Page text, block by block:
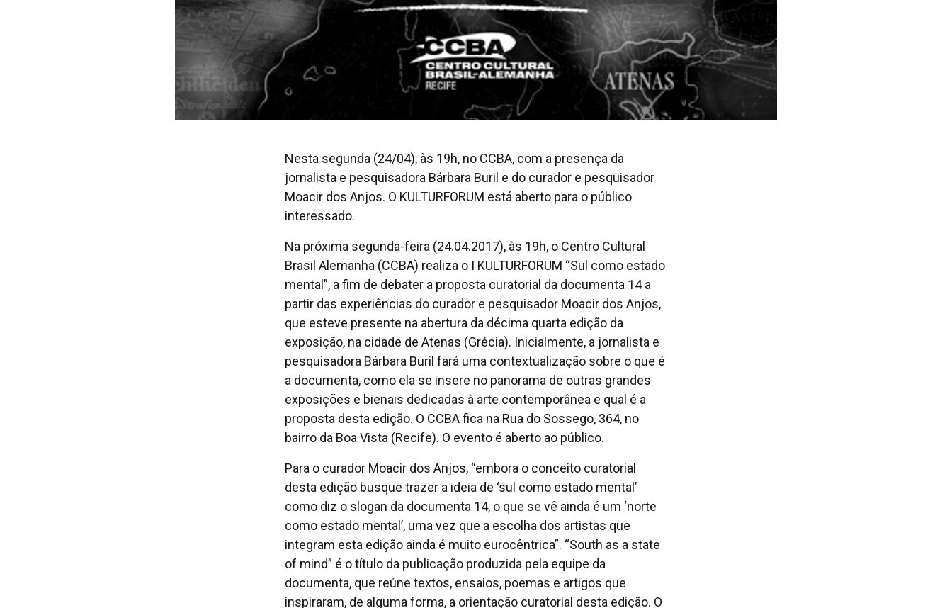
Nesta segunda (24/04), às 19h, no CCBA, com a presença da
jornalista e pesquisadora Bárbara Buril e do curador e pesquisador
Moacir dos Anjos. O KULTURFORUM está aberto para o público
interessado.
Na próxima segunda-feira (24.04.2017), às 19h, o Centro Cultural
Brasil Alemanha (CCBA) realiza o I KULTURFORUM “Sul como estado
mental”, a fim de debater a proposta curatorial da documenta 14 a
partir das experiências do curador e pesquisador Moacir dos Anjos,
que esteve presente na abertura da décima quarta edição da
exposição, na cidade de Atenas (Grécia). Inicialmente, a jornalista e
pesquisadora Bárbara Buril fará uma contextualização sobre o que é
a documenta, como ela se insere no panorama de outras grandes
exposições e bienais dedicadas à arte contemporânea e qual é a
proposta desta edição. O CCBA fica na Rua do Sossego, 364, no
bairro da Boa Vista (Recife). O evento é aberto ao público.
Para o curador Moacir dos Anjos, “embora o conceito curatorial
desta edição busque trazer a ideia de ‘sul como estado mental’
como diz o slogan da documenta 14, o que se vê ainda é um ‘norte
como estado mental’, uma vez que a escolha dos artistas que
integram esta edição ainda é muito eurocêntrica”. “South as a state
of mind” é o título da publicação produzida pela equipe da
documenta, que reúne textos, ensaios, poemas e artigos que
inspiraram, de alguma forma, a orientação curatorial desta edição. O